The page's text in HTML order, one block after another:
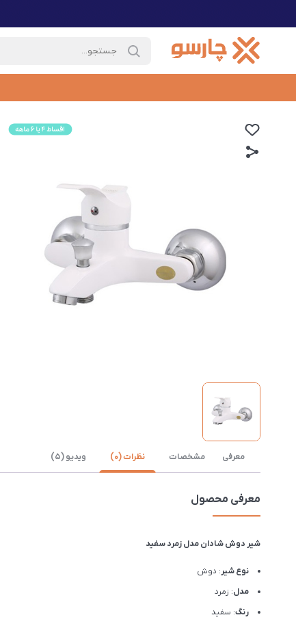
معرفی مشخصات نظرات (0) ویدیو (5)
معرفی محصول
شیر دوش شادان مدل زمرد سفید
نوع شیر: دوش
مدل: زمرد
رنگ: سفید